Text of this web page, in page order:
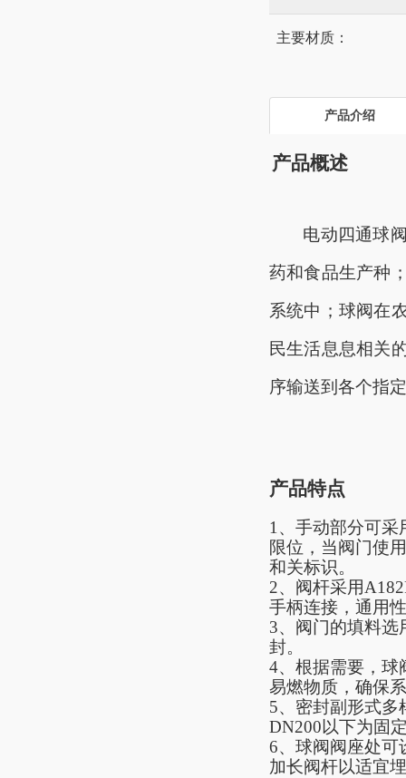
主要材质：
产品介绍
产品概述
电动四通球
药和食品生产种
系统中；球阀在
民生活息息相关
序输送到各个指
产品特点
1、手动部分可
限位，当阀门使
和关标识。
2、阀杆采用
手柄连接，通用
3、 阀门的填料选
封。
4、根据需要， 球
易燃物质，确保
5、密封副形式多
DN200以下为固
6、球阀阀座处可
加长阀杆以适宜